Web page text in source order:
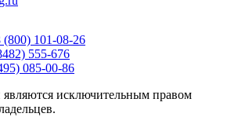
(800) 101-08-26
555-676
085-00-86
являются исключительным правом